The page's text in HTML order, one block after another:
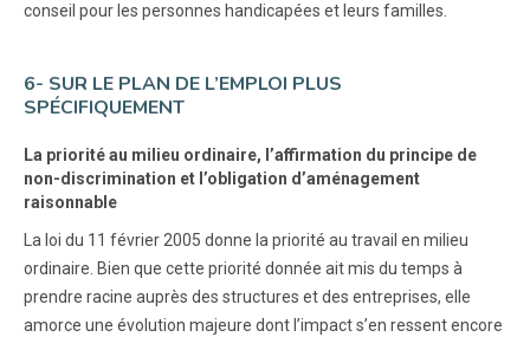
conseil pour les personnes handicapées et leurs familles.
6- SUR LE PLAN DE L’EMPLOI PLUS
SPÉCIFIQUEMENT
La priorité au milieu ordinaire, l’affirmation du principe de
non-discrimination et l’obligation d’aménagement
raisonnable
La loi du 11 février 2005 donne la priorité au travail en milieu
ordinaire. Bien que cette priorité donnée ait mis du temps à
prendre racine auprès des structures et des entreprises, elle
amorce une évolution majeure dont l’impact s’en ressent encore